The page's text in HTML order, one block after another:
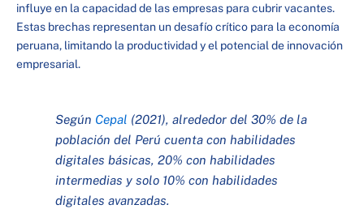
influye en la capacidad de las empresas para cubrir vacantes.
Estas brechas representan un desafío crítico para la economía
peruana, limitando la productividad y el potencial de innovación
empresarial.
Según Cepal (2021), alrededor del 30% de la
población del Perú cuenta con habilidades
digitales básicas, 20% con habilidades
intermedias y solo 10% con habilidades
digitales avanzadas.